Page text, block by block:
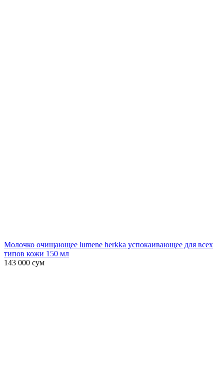
Молочко очищающее lumene herkka успокаивающее для всех
типов кожи 150 мл
143 000 сум